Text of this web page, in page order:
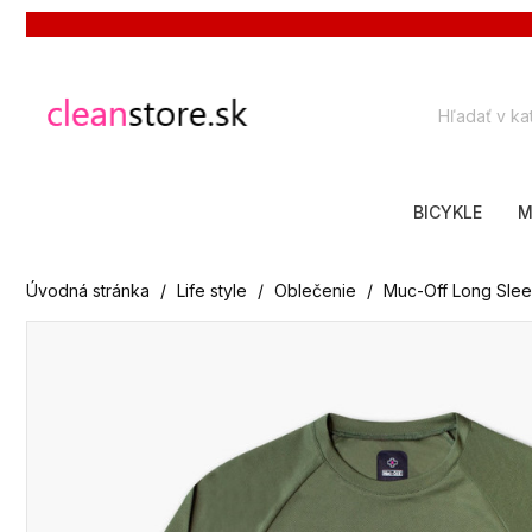
BICYKLE
Úvodná stránka Life style Oblečenie Muc-Off Long